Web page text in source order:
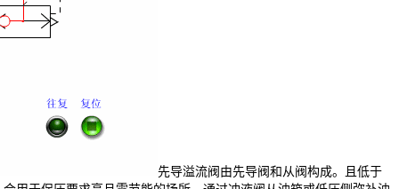
先导溢流阀由先导阀和从阀构成。且低于